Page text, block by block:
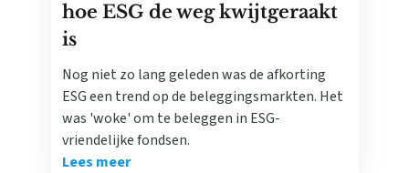
hoe ESG de weg kwijtgeraakt
is
Nog niet zo lang geleden was de afkorting
ESG een trend op de beleggingsmarkten. Het
was 'woke' om te beleggen in ESG-
vriendelijke fondsen.
Lees meer